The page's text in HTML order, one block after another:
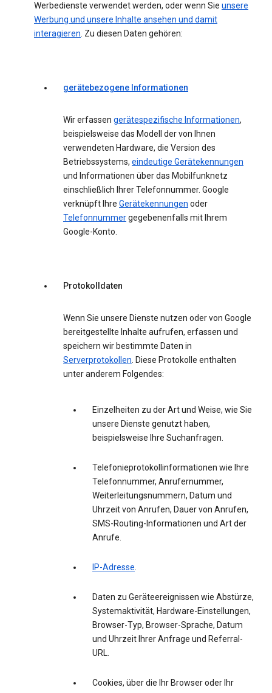
Werbedienste verwendet werden, oder wenn Sie unsere
Werbung und unsere Inhalte ansehen und damit
interagieren. Zu diesen Daten gehören:
gerätebezogene Informationen
Wir erfassen gerätespezifische Informationen,
beispielsweise das Modell der von Ihnen
verwendeten Hardware, die Version des
Betriebssystems, eindeutige Gerätekennungen
und Informationen über das Mobilfunknetz
einschließlich Ihrer Telefonnummer. Google
verknüpft Ihre Gerätekennungen oder
Telefonnummergegebenenfalls mit Ihrem
Google-Konto.
Protokolldaten
Wenn Sie unsere Dienste nutzen oder von Google
bereitgestellte Inhalte aufrufen, erfassen und
speichern wir bestimmte Daten in
Serverprotokollen. Diese Protokolle enthalten
unter anderem Folgendes:
Einzelheiten zu der Art und Weise, wie Sie
unsere Dienste genutzt haben,
beispielsweise Ihre Suchanfragen.
Telefonieprotokollinformationen wie Ihre
Telefonnummer, Anrufernummer,
Weiterleitungsnummern, Datum und
Uhrzeit von Anrufen, Dauer von Anrufen,
SMS-Routing-Informationen und Art der
Anrufe.
IP-Adresse.
Daten zu Geräteereignissen wie Abstürze,
Systemaktivität, Hardware-Einstellungen,
Browser-Typ, Browser-Sprache, Datum
und Uhrzeit Ihrer Anfrage und Referral-
URL.
Cookies, über die Ihr Browser oder Ihr